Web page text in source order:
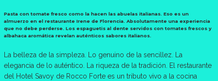
Pasta con tomate fresco como la hacen las abuelas italianas. Eso es un
almuerzo en el restaurante Irene de Florencia. Absolutamente una experiencia
que no debe perderse. Los espaguetis al dente servidos con tomates frescos y
albahaca aromática revelan auténticos sabores italianos.
La belleza de la simpleza. Lo genuino de la sencillez. La
elegancia de lo auténtico. La riqueza de la tradición. El restaurante
del Hotel Savoy de Rocco Forte es un tributo vivo a la cocina